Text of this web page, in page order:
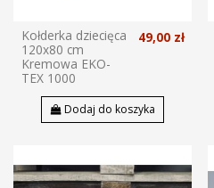
Kołderka dziecięca
120x80 cm
Kremowa EKO-
TEX 1000
49,00 zł
Dodaj do koszyka